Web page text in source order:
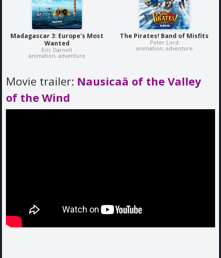
Madagascar 3: Europe's Most
Wanted
Eric Darnell
animation, adventure
The Pirates! Band of Misfits
Peter Lord
animation, adventure
Movie trailer: Nausicaä of the Valley
of the Wind